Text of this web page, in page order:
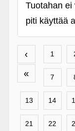
Tuotahan ei
piti käyttää
‹
«
1
7
13 14
21 22